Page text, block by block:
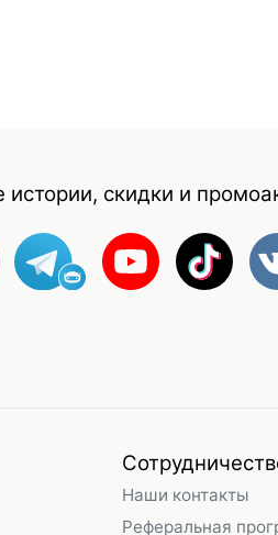
истории, скидки и
Наши контакты
Реферальная